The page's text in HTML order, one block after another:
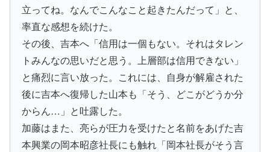
立ってね。なんでこんなこと起きたんだって」と、
率直な感想を続けた。
その後、吉本へ「信用は一個もない。それはタレン
トみんなの思いだと思う。上層部は信用できない」
と痛烈に言い放った。これには、自身が解雇された
後に吉本へ復帰した山本も「そう、どこがどうか分
からん…」と吐露した。
加藤はまた、亮らが圧力を受けたと名前をあげた吉
本興業の岡本昭彦社長にも触れ「岡本社長がそう言